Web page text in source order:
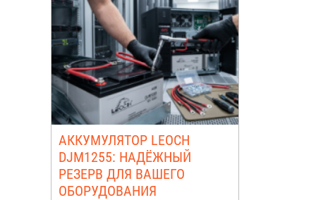
АККУМУЛЯТОР LEOCH
DJM1255: НАДЁЖНЫЙ
РЕЗЕРВ ДЛЯ ВАШЕГО
ОБОРУДОВАНИЯ